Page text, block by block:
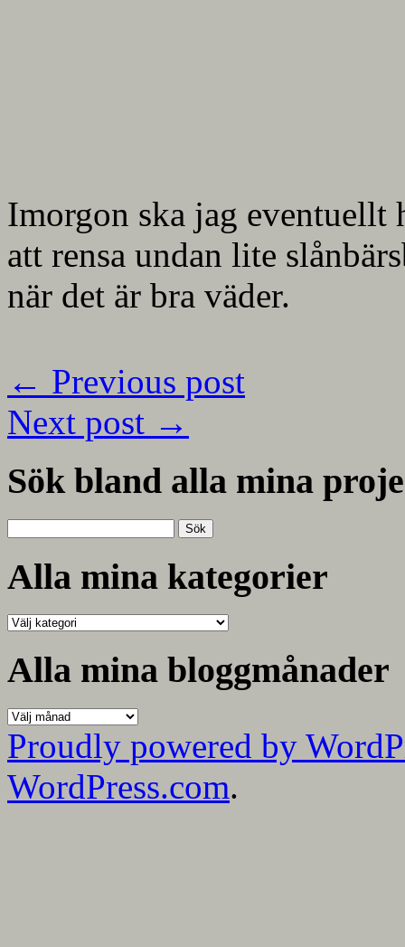
Imorgon ska jag eventuellt
att rensa undan lite
när det är bra väder.
← Previous post
Next post →
Sök bland alla mina
efter:
Alla mina kategorier
Alla
kategorier
Alla mina bloggmånader
Alla
mina
bloggmånader
Proudly powered by
WordPress.com.